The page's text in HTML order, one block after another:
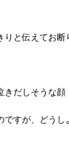
と伝えてお断
だしそうな顔
すが、どう